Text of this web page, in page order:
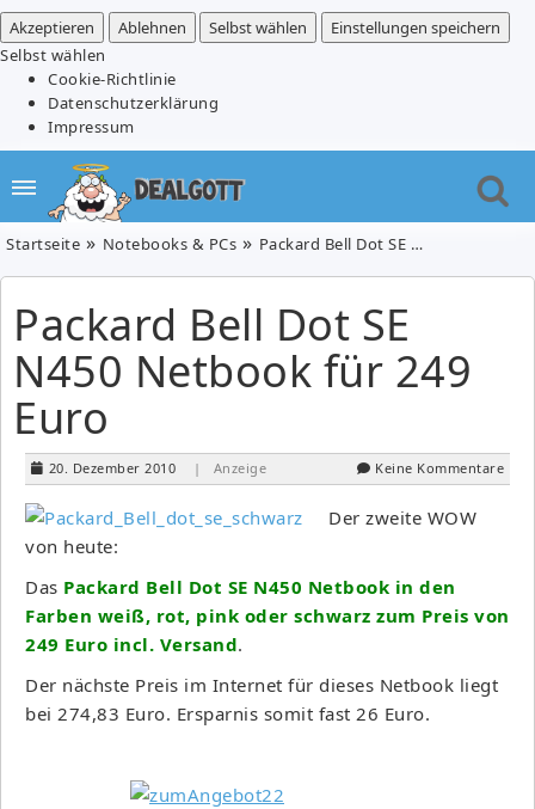
Akzeptieren
Ablehnen Selbst wählen
Einstellungen speichern
Selbst wählen
Cookie-Richtlinie
Datenschutzerklärung
Impressum
Startseite Notebooks & PCs Packard Bell Dot SE N450 Netbook für 249 Euro
Packard Bell Dot SE
N450 Netbook für 249
Euro
20. Dezember 2010 | Anzeige Keine Kommentare
Der zweite WOW
von heute:
Das Packard Bell Dot SE N450 Netbook in den
Farben weiß, rot, pink oder schwarz zum Preis von
249 Euro incl. Versand.
Der nächste Preis im Internet für dieses Netbook liegt
bei 274,83 Euro. Ersparnis somit fast 26 Euro.